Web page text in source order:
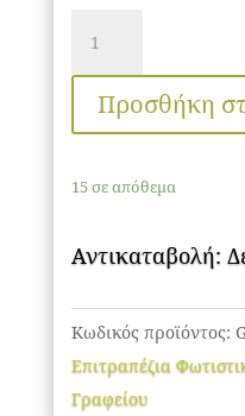
γραφείου
Collins
Megapap
χρώμα
30x30x35εκ.
Προσθήκη
15 σε απόθεμα
Αντικαταβολή:
Κωδικός προϊόντος:
Επιτραπέζια
Γραφείου